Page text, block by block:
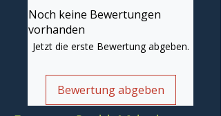
Noch keine Bewertungen
vorhanden
Jetzt die erste Bewertung abgeben.
Bewertung abgeben